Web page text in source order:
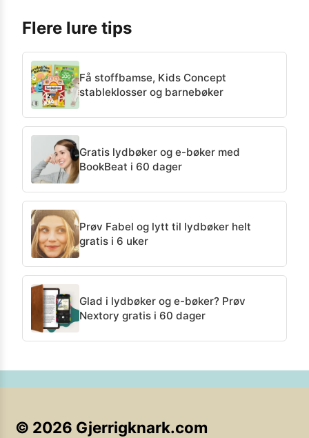
Flere lure tips
Få stoffbamse, Kids Concept
stableklosser og barnebøker
Gratis lydbøker og e-bøker med
BookBeat i 60 dager
Prøv Fabel og lytt til lydbøker helt
gratis i 6 uker
Glad i lydbøker og e-bøker? Prøv
Nextory gratis i 60 dager
© 2026 Gjerrigknark.com